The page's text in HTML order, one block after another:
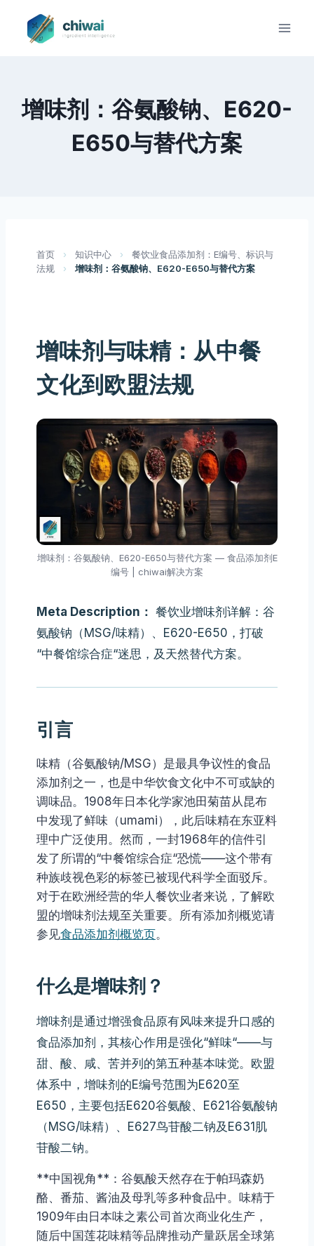
Inhalt
springen
增味剂：谷氨酸钠、E620-
E650与替代方案
首页 › 知识中心 ›
餐饮业食品添加剂：E编号、标识与
法规
› 增味剂：谷氨酸钠、E620-E650与替代方案
增味剂与味精：从中餐
文化到欧盟法规
增味剂：谷氨酸钠、E620-E650与替代方案 — 食品添加剂E
编号 | chiwai解决方案
Meta Description： 餐饮业增味剂详解：谷
氨酸钠（MSG/味精）、E620-E650，打破
“中餐馆综合症“迷思，及天然替代方案。
引言
味精（谷氨酸钠/MSG）是最具争议性的食品
添加剂之一，也是中华饮食文化中不可或缺的
调味品。1908年日本化学家池田菊苗从昆布
中发现了鲜味（umami），此后味精在东亚料
理中广泛使用。然而，一封1968年的信件引
发了所谓的“中餐馆综合症“恐慌——这个带有
种族歧视色彩的标签已被现代科学全面驳斥。
对于在欧洲经营的华人餐饮业者来说，了解欧
盟的增味剂法规至关重要。所有添加剂概览请
参见食品添加剂概览页。
什么是增味剂？
增味剂是通过增强食品原有风味来提升口感的
食品添加剂，其核心作用是强化“鲜味“——与
甜、酸、咸、苦并列的第五种基本味觉。欧盟
体系中，增味剂的E编号范围为E620至
E650，主要包括E620谷氨酸、E621谷氨酸钠
（MSG/味精）、E627鸟苷酸二钠及E631肌
苷酸二钠。
**中国视角**：谷氨酸天然存在于帕玛森奶
酪、番茄、酱油及母乳等多种食品中。味精于
1909年由日本味之素公司首次商业化生产，
随后中国莲花味精等品牌推动产量跃居全球第